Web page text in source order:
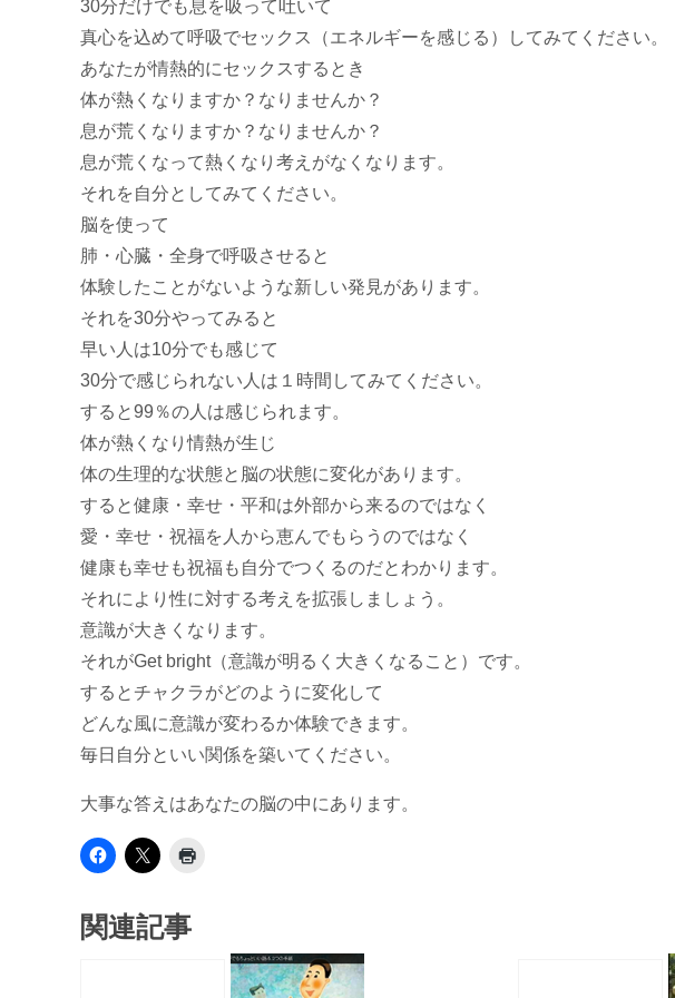
30分だけでも息を吸って吐いて
真心を込めて呼吸でセックス（エネルギーを感じる）してみてください。
あなたが情熱的にセックスするとき
体が熱くなりますか？なりませんか？
息が荒くなりますか？なりませんか？
息が荒くなって熱くなり考えがなくなります。
それを自分としてみてください。
脳を使って
肺・心臓・全身で呼吸させると
体験したことがないような新しい発見があります。
それを30分やってみると
早い人は10分でも感じて
30分で感じられない人は１時間してみてください。
すると99％の人は感じられます。
体が熱くなり情熱が生じ
体の生理的な状態と脳の状態に変化があります。
すると健康・幸せ・平和は外部から来るのではなく
愛・幸せ・祝福を人から恵んでもらうのではなく
健康も幸せも祝福も自分でつくるのだとわかります。
それにより性に対する考えを拡張しましょう。
意識が大きくなります。
それがGet bright（意識が明るく大きくなること）です。
するとチャクラがどのように変化して
どんな風に意識が変わるか体験できます。
毎日自分といい関係を築いてください。
大事な答えはあなたの脳の中にあります。
関連記事